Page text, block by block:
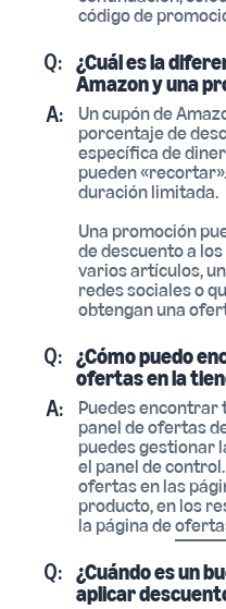
código de
Q: ¿Cuál es la
Amazon y una
A:
Un cupón de
porcentaje de
específica de
pueden
duración limitada.
Una promoción
de descuento a
varios artículos,
redes sociales o
obtengan una
Q: ¿Cómo puedo
ofertas en la
A:
Puedes encontrar
panel de ofertas
puedes gestionar
el panel de
ofertas en las
producto, en los
la página de
Q: ¿Cuándo es un
aplicar